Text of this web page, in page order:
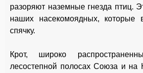
разоряют наземные гнезда птиц.
наших насекомоядных,
спячку.
Крот, широко
лесостепной полосах Союза и